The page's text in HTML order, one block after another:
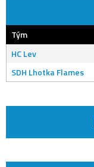
Tým
HC Lev
SDH Lhotka Flames